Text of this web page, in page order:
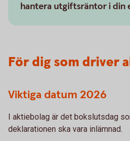
hantera utgiftsräntor i din
För dig som driver
Viktiga datum 2026
I aktiebolag är det bokslutsdag
deklarationen ska vara inlämnad.